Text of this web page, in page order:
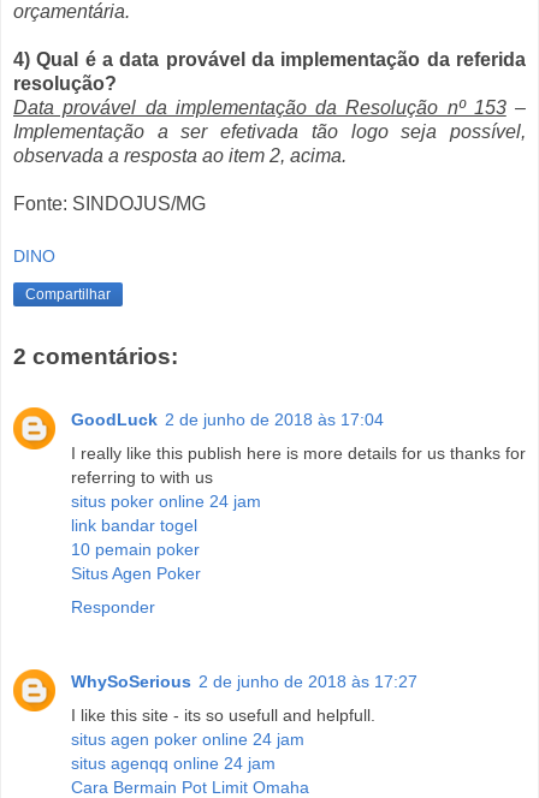
orçamentária.
4) Qual é a data provável da implementação da referida
resolução?
Data provável da implementação da Resolução nº 153–
Implementação a ser efetivada tão logo seja possível,
observada a resposta ao item 2, acima.
Fonte: SINDOJUS/MG
DINO
Compartilhar
2 comentários:
GoodLuck 2 de junho de 2018 às 17:04
I really like this publish here is more details for us thanks for
referring to with us
situs poker online 24 jam
link bandar togel
10 pemain poker
Situs Agen Poker
Responder
WhySoSerious 2 de junho de 2018 às 17:27
I like this site - its so usefull and helpfull.
situs agen poker online 24 jam
situs agenqq online 24 jam
Cara Bermain Pot Limit Omaha